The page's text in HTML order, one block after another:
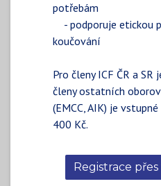
potřebám
- podporuje etickou
koučování
Pro členy ICF ČR a SR
členy ostatních
(EMCC, AIK) je
400 Kč.
Registrace